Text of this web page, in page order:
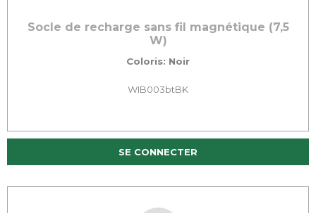
Socle de recharge sans fil magnétique (7,5
W)
Coloris: Noir
WIB003btBK
SE CONNECTER